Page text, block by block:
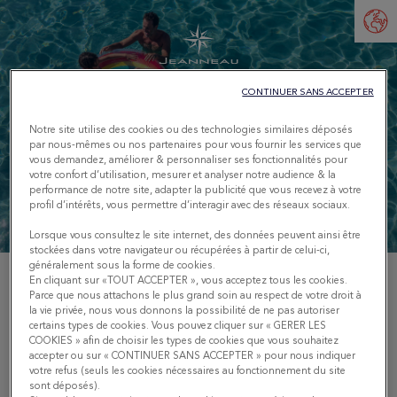
CONFIGUREZ VOTRE BATEAU
Configurez votre bateau Jeanneau en ligne :
choisissez modèle, options et design pour créer le
bateau de vos rêves en quelques clics.
SAUVEGARDEZ VOTRE CONFIGURATION EN SAISISSANT VOTRE ADRESSE
Notre site utilise des cookies ou des technologies similaires déposés
par nous-mêmes ou nos partenaires pour vous fournir les services que
vous demandez, améliorer & personnaliser ses fonctionnalités pour
votre confort d’utilisation, mesurer et analyser notre audience & la
performance de notre site, adapter la publicité que vous recevez à votre
profil d’intérêts, vous permettre d’interagir avec des réseaux sociaux.
Lorsque vous consultez le site internet, des données peuvent ainsi être
stockées dans votre navigateur ou récupérées à partir de celui-ci,
généralement sous la forme de cookies.
En cliquant sur «TOUT ACCEPTER », vous acceptez tous les cookies.
Parce que nous attachons le plus grand soin au respect de votre droit à
la vie privée, nous vous donnons la possibilité de ne pas autoriser
certains types de cookies. Vous pouvez cliquer sur « GERER LES
COOKIES » afin de choisir les types de cookies que vous souhaitez
accepter ou sur « CONTINUER SANS ACCEPTER » pour nous indiquer
votre refus (seuls les cookies nécessaires au fonctionnement du site
sont déposés).
CONTINUER SANS ACCEPTER